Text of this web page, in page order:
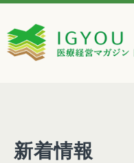
新着情報